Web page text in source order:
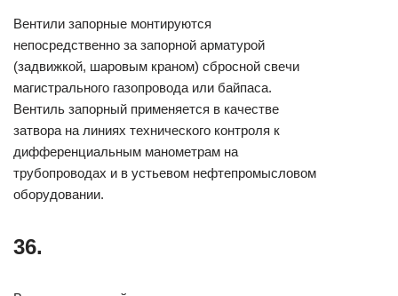
Вентили запорные монтируются
непосредственно за запорной арматурой
(задвижкой, шаровым краном) сбросной свечи
магистрального газопровода или байпаса.
Вентиль запорный применяется в качестве
затвора на линиях технического контроля к
дифференциальным манометрам на
трубопроводах и в устьевом нефтепромысловом
оборудовании.
36.